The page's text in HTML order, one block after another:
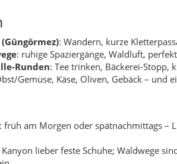
bewusst Pausen ein. Saray wirkt am
Reisen angenehm einfach: regional
respektvoll bleiben. Im Kanyon und
Markt), stärkt direkt den Landkreis statt
, die schnell „weg“ sein möchten
Waldwege, Fotospots)